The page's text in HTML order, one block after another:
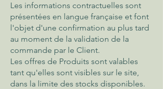
Les informations contractuelles sont
présentées en langue française et font
l'objet d'une confirmation au plus tard
au moment de la validation de la
commande par le Client.
Les offres de Produits sont valables
tant qu'elles sont visibles sur le site,
dans la limite des stocks disponibles.